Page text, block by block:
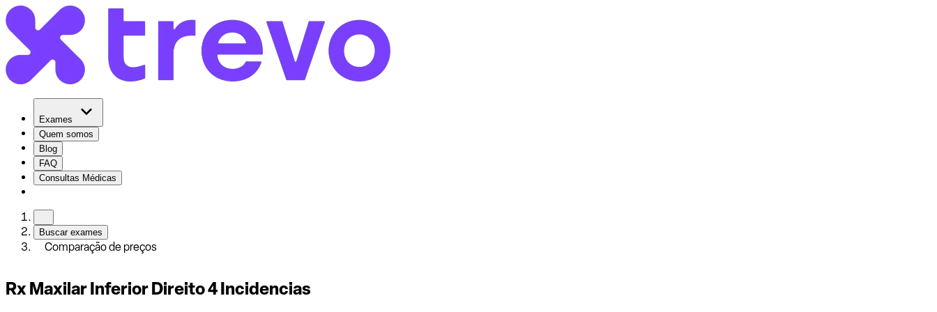
Exames
Quem somos
Blog
FAQ
Consultas Médicas
Buscar exames
Comparação de preços
Rx Maxilar Inferior Direito 4 Incidencias